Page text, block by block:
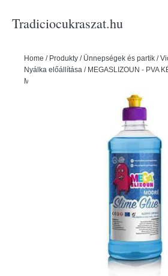
Tradiciocukraszat.hu
Home / Produkty / Ünnepségek és partik /
Nyálka előállítása / MEGASLIZOUN - PVA
Megabublina